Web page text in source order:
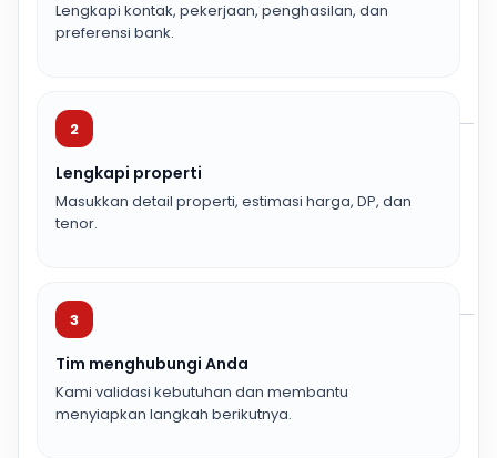
Lengkapi kontak, pekerjaan, penghasilan, dan
preferensi bank.
2
Lengkapi properti
Masukkan detail properti, estimasi harga, DP, dan
tenor.
3
Tim menghubungi Anda
Kami validasi kebutuhan dan membantu
menyiapkan langkah berikutnya.